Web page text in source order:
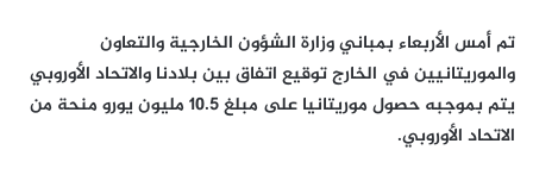
تم أمس الأربعاء بمباني وزارة الشؤون الخارجية والتعاون
والموريتانيين في الخارج توقيع اتفاق بين بلادنا والاتحاد الأوروبي
يتم بموجبه حصول موريتانيا على مبلغ 10.5 مليون يورو منحة من
الاتحاد الأوروبي.